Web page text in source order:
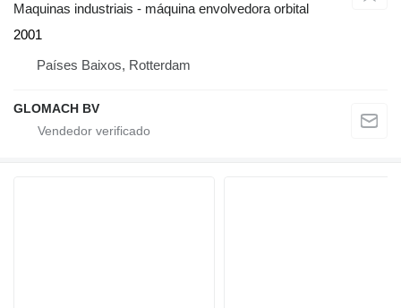
Maquinas industriais - máquina envolvedora orbital
2001
Países Baixos, Rotterdam
GLOMACH BV